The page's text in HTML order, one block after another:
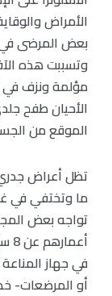
الأمراض
بعض المرضى في
وتسببت هذه
مؤلمة ونزف
الأحيان طفح
الموقع من
تظل أعراض
ما وتختفي في
تواجه بعض
في جهاز
أو المرضعات-